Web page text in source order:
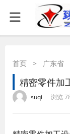
首页 > 广东省
精密零件加
suqi 浏览